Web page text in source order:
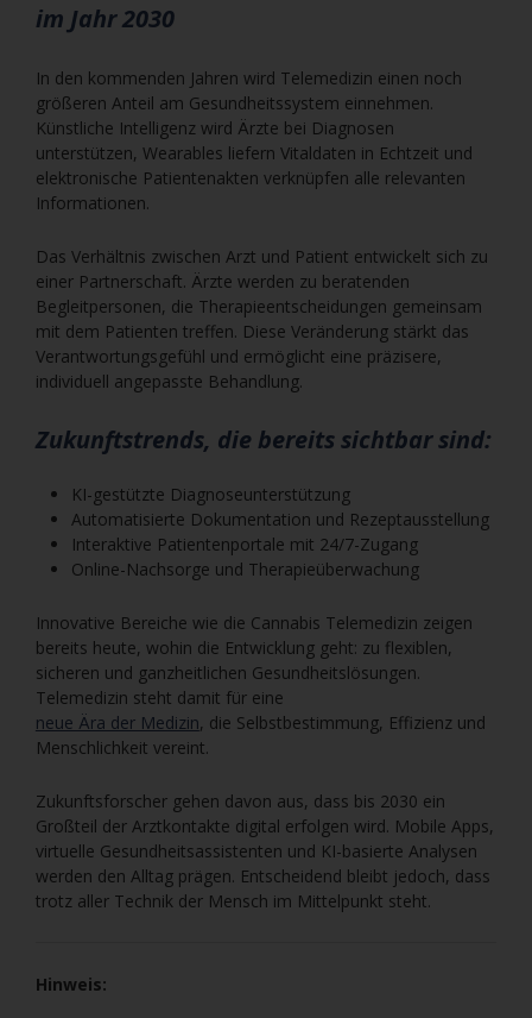
im Jahr 2030
In den kommenden Jahren wird Telemedizin einen noch
größeren Anteil am Gesundheitssystem einnehmen.
Künstliche Intelligenz wird Ärzte bei Diagnosen
unterstützen, Wearables liefern Vitaldaten in Echtzeit und
elektronische Patientenakten verknüpfen alle relevanten
Informationen.
Das Verhältnis zwischen Arzt und Patient entwickelt sich zu
einer Partnerschaft. Ärzte werden zu beratenden
Begleitpersonen, die Therapieentscheidungen gemeinsam
mit dem Patienten treffen. Diese Veränderung stärkt das
Verantwortungsgefühl und ermöglicht eine präzisere,
individuell angepasste Behandlung.
Zukunftstrends, die bereits sichtbar sind:
KI-gestützte Diagnoseunterstützung
Automatisierte Dokumentation und Rezeptausstellung
Interaktive Patientenportale mit 24/7-Zugang
Online-Nachsorge und Therapieüberwachung
Innovative Bereiche wie die Cannabis Telemedizin zeigen
bereits heute, wohin die Entwicklung geht: zu flexiblen,
sicheren und ganzheitlichen Gesundheitslösungen.
Telemedizin steht damit für eine
neue Ära der Medizin, die Selbstbestimmung, Effizienz und
Menschlichkeit vereint.
Zukunftsforscher gehen davon aus, dass bis 2030 ein
Großteil der Arztkontakte digital erfolgen wird. Mobile Apps,
virtuelle Gesundheitsassistenten und KI-basierte Analysen
werden den Alltag prägen. Entscheidend bleibt jedoch, dass
trotz aller Technik der Mensch im Mittelpunkt steht.
Hinweis: